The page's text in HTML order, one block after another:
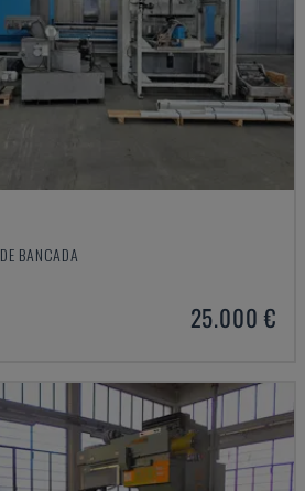
BANCADA
25.000 €